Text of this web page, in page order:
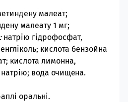
малеат;
малеату 1 мг;
натрію гідрофосфат,
кислота бензойна
кислота лимонна,
вода очищена.
оральні.